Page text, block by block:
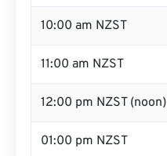
10:00 am NZST
11:00 am NZST
12:00 pm NZST (noon)
01:00 pm NZST